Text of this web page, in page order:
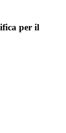
per il